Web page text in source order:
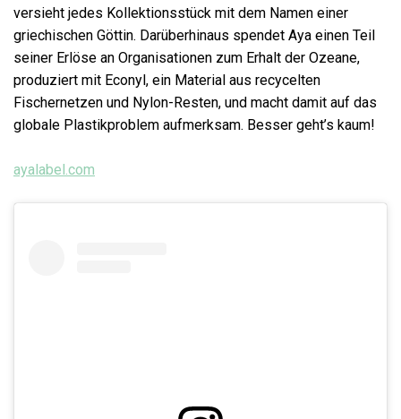
versieht jedes Kollektionsstück mit dem Namen einer
griechischen Göttin. Darüberhinaus spendet Aya einen Teil
seiner Erlöse an Organisationen zum Erhalt der Ozeane,
produziert mit Econyl, ein Material aus recycelten
Fischernetzen und Nylon-Resten, und macht damit auf das
globale Plastikproblem aufmerksam. Besser geht’s kaum!
ayalabel.com